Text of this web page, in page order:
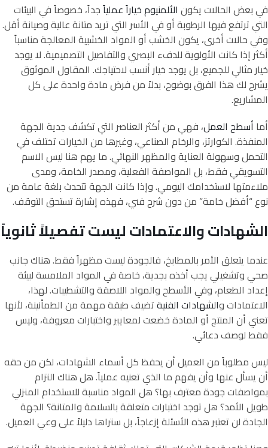
في بعض الحالات يكون الألمنيوم خياراً عملياًجداً، خصوصاً في البيئات
التي ترتفع فيها الرطوبة أو في الأسر التي تريد متانة عالية وصيانة أقل.
وفي حالات أخرى، يكون الخشب أو المواد الخشبية المعالجة مناسباً
أكثر إذا كانت الأولوية للدفء البصري والتفاصيل التصميمية. لا يوجد
خيار مثالي للجميع، بل يوجد خيار أنسب لاحتياجك. المقاول الموثوق
يشرح لك هذا الفرق بوضوح، بدلاً من فرض مادة واحدة على كل
المشاريع.
أما أسطح العمل، فهي من أكثر العناصر التي تكشف جدية الجهة
المنفذة. الكوارتز، والرخام الصناعي، وغيرها من الخيارات تختلف في
التحمل وسهولة العناية والمظهر النهائي. ما يهم هنا ليس الاسم
التسويقي فقط، بل المواصفة الفعلية، ومصدر الخامة، ومدى
ملاءمتها لاستخدامك اليومي. وإذا كانت الجهة تتحدث بلغة عامة من
نوع “أفضل خامة” من دون شرح فني، فهذه إشارة تستحق التوقف.
الشهادات والاعتمادات ليست تفصيلاً ثانوياً
عندما يتعلق الأمر بالمطابخ، فالجودة ليست مظهراً فقط. هناك جانب
صحي وتشغيلي يجب أخذه بجدية، خاصة في المواد الملامسة لبيئة
إعداد الطعام، وفي الأسطح والمواد اللاصقة والتشطيبات. لهذا،
الاعتمادات والشهادات الفنيةتضيف طبقة مهمة من الطمأنينة، لأنها
تعني أن المنتج أو المادة خضعت لمعايير واختبارات معروفة، وليس
فقط لوصف دعائي.
ليس مطلوباً من العميل أن يحفظ كل أسماء الشهادات، لكن من حقه
أن يسأل عنها وأن يفهم ما الذي تعنيه عملياً. هل هناك التزام
بمواصفات جودة معترف بها؟ هل المواد مناسبة للاستخدام المنزلي
طويل الأمد؟ هل توجد اختبارات متعلقة بالسلامة والمتانة؟ الجهة
الجادة لن تعتبر هذه الأسئلة إزعاجاً، بل ستراها دليلاً على وعي العميل.